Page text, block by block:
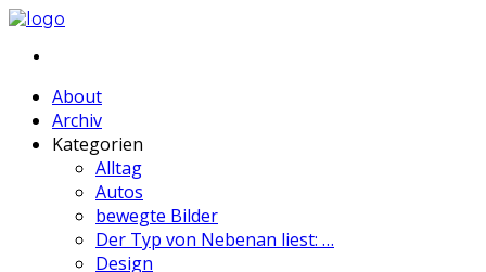
About
Archiv
Kategorien
Alltag
Autos
bewegte Bilder
Der Typ von Nebenan liest: …
Design